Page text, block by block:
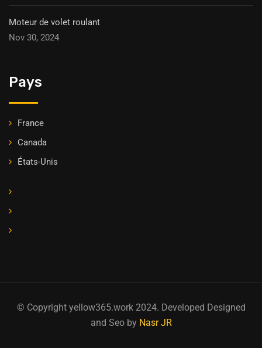
Moteur de volet roulant
Nov 30, 2024
Pays
France
Canada
États-Unis
© Copyright yellow365.work 2024. Developed Designed
and Seo by Nasr JR